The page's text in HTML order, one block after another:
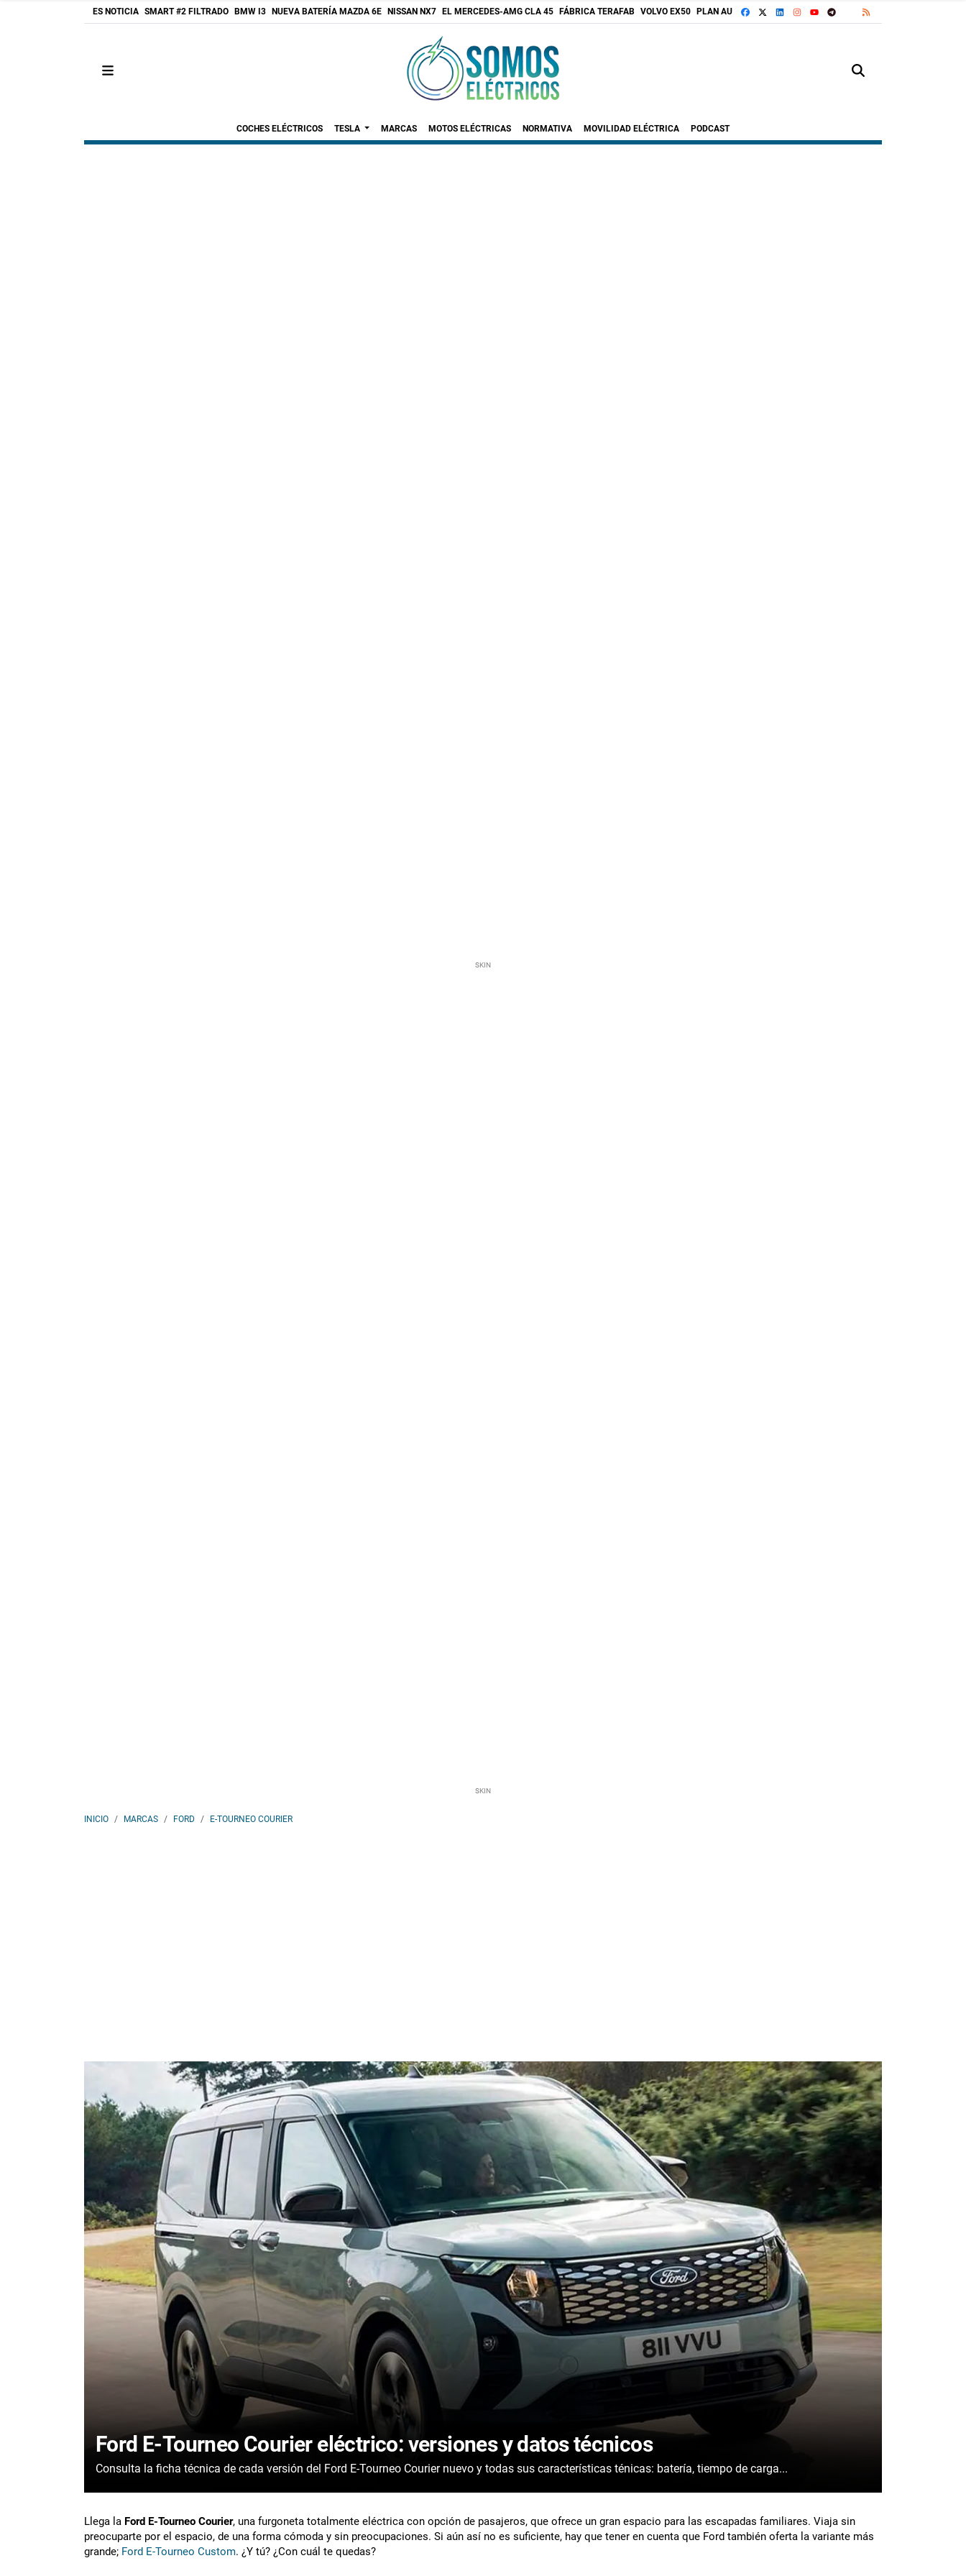
ES NOTICIA SMART #2 FILTRADO BMW I3 NUEVA BATERÍA MAZDA 6E NISSAN NX7 EL MERCEDES-AMG CLA 45 FÁBRICA TERAFAB VOLVO EX50 PLAN AUTO+FACEBOOKLINKEDININSTAGRAM
YOUTUBE
TELEGRAM
GOOGLE DISCOVER
COCHES ELÉCTRICOS TESLA MARCAS MOTOS ELÉCTRICAS NORMATIVA MOVILIDAD ELÉCTRICA PODCAST
INICIO MARCAS FORD E-TOURNEO COURIER
Ford E-Tourneo Courier eléctrico: versiones y datos técnicos
Consulta la ficha técnica de cada versión del Ford E-Tourneo Courier nuevo y todas sus características ténicas: batería, tiempo de carga...
Llega la Ford E-Tourneo Courier, una furgoneta totalmente eléctrica con opción de pasajeros, que ofrece un gran espacio para las escapadas familiares. Viaja sin
preocuparte por el espacio, de una forma cómoda y sin preocupaciones. Si aún así no es suficiente, hay que tener en cuenta que Ford también oferta la variante más
grande; Ford E-Tourneo Custom. ¿Y tú? ¿Con cuál te quedas?